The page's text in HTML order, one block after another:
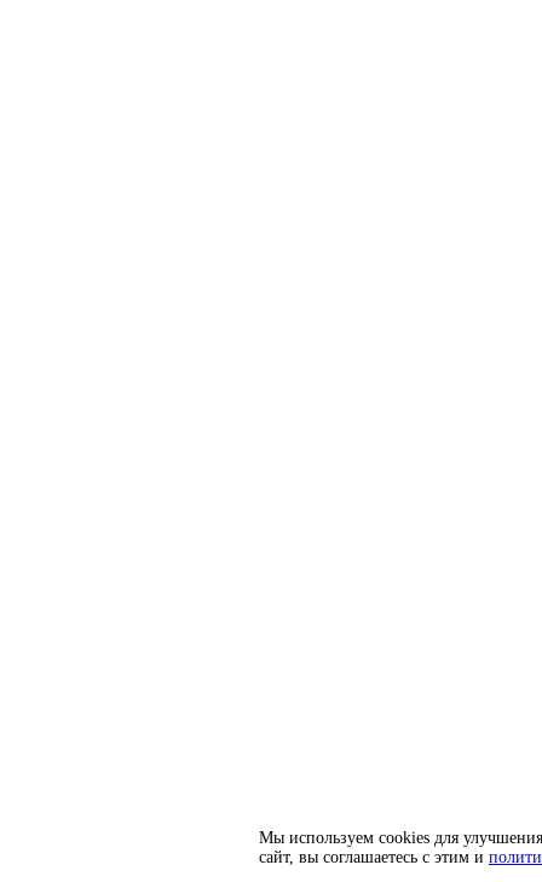
Мы используем cookies для
сайт, вы соглашаетесь с этим и